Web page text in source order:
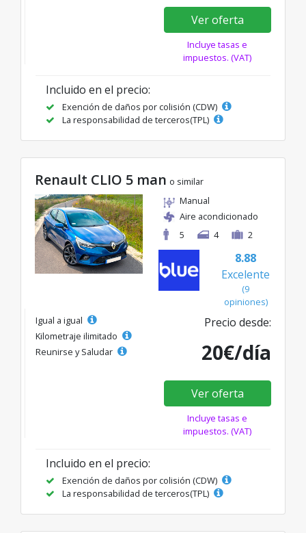
Ver oferta
Incluye tasas e
impuestos. (VAT)
Incluido en el precio:
Exención de daños por colisión (CDW)
La responsabilidad de terceros(TPL)
Renault CLIO 5 man o similar
Manual
Aire acondicionado
5
4 2
8.88
Excelente
(9
opiniones)
Igual a igual
Kilometraje ilimitado
Reunirse y Saludar
Precio desde:
20€/día
Ver oferta
Incluye tasas e
impuestos. (VAT)
Incluido en el precio:
Exención de daños por colisión (CDW)
La responsabilidad de terceros(TPL)